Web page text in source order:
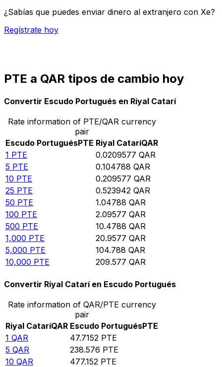
¿Sabías que puedes enviar dinero al extranjero con Xe?
Regístrate hoy
PTE a QAR tipos de cambio hoy
Convertir Escudo Portugués en Riyal Catarí
Rate information of PTE/QAR currency
pair
Escudo PortuguésPTE Riyal CataríQAR
1 PTE 0.0209577 QAR
5 PTE 0.104788 QAR
10 PTE 0.209577 QAR
25 PTE 0.523942 QAR
50 PTE 1.04788 QAR
100 PTE 2.09577 QAR
500 PTE 10.4788 QAR
1,000 PTE 20.9577 QAR
5,000 PTE 104.788 QAR
10,000 PTE 209.577 QAR
Convertir Riyal Catarí en Escudo Portugués
Rate information of QAR/PTE currency
pair
Riyal CataríQAR Escudo PortuguésPTE
1 QAR 47.7152 PTE
5 QAR 238.576 PTE
10 QAR 477.152 PTE